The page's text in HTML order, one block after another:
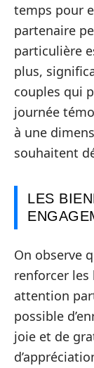
temps pour
partenaire
particulière
plus,
couples qui
journée
à une
souhaitent
LES
On observe
renforcer les
attention
possible
joie et de